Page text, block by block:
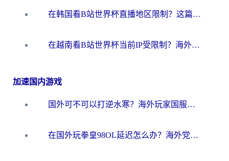
在韩国看B站世界杯直播地区限制？这篇指南让你告别“当前地区不可播放”
在越南看B站世界杯当前IP受限制？海外党体育观赛终极指南来了
加速国内游戏
国外可不可以打逆水寒？海外玩家国服畅玩终极指南（附漫威荒野乱斗加速方案）
在国外玩拳皇98OL延迟怎么办？海外党亲测有效的低延迟指南